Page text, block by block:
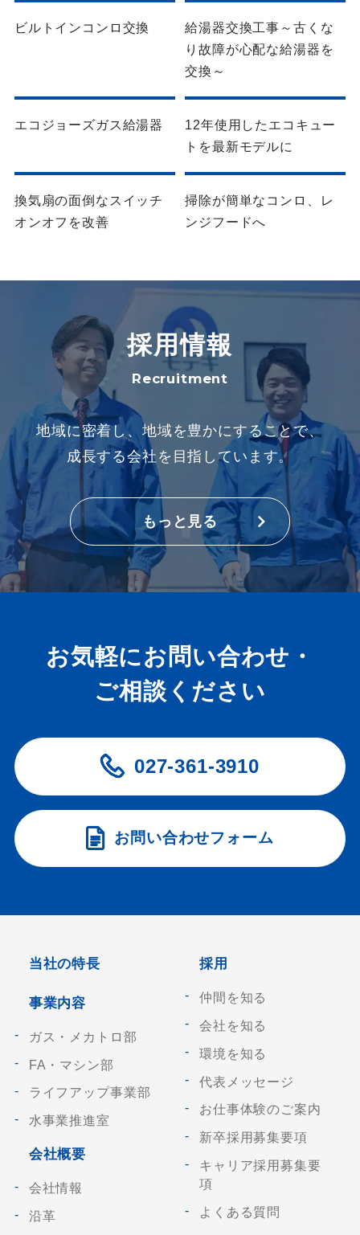
ビルトインコンロ交換
給湯器交換工事～古くな
り故障が心配な給湯器を
交換～
エコジョーズガス給湯器
12年使用したエコキュー
トを最新モデルに
換気扇の面倒なスイッチ
オンオフを改善
掃除が簡単なコンロ、レ
ンジフードへ
採用情報
Recruitment
地域に密着し、地域を豊かにすることで、
成長する会社を目指しています。
もっと見る
お気軽にお問い合わせ・
ご相談ください
027-361-3910
お問い合わせフォーム
当社の特長
事業内容
ガス・メカトロ部
FA・マシン部
ライフアップ事業部
水事業推進室
会社概要
会社情報
沿革
採用
仲間を知る
会社を知る
環境を知る
代表メッセージ
お仕事体験のご案内
新卒採用募集要項
キャリア採用募集要
項
よくある質問